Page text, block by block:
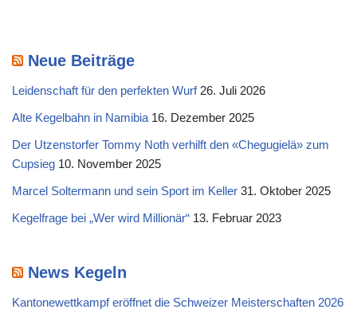
Neue Beiträge
Leidenschaft für den perfekten Wurf 26. Juli 2026
Alte Kegelbahn in Namibia 16. Dezember 2025
Der Utzenstorfer Tommy Noth verhilft den «Chegugielä» zum
Cupsieg 10. November 2025
Marcel Soltermann und sein Sport im Keller 31. Oktober 2025
Kegelfrage bei „Wer wird Millionär“ 13. Februar 2023
News Kegeln
Kantonewettkampf eröffnet die Schweizer Meisterschaften 2026